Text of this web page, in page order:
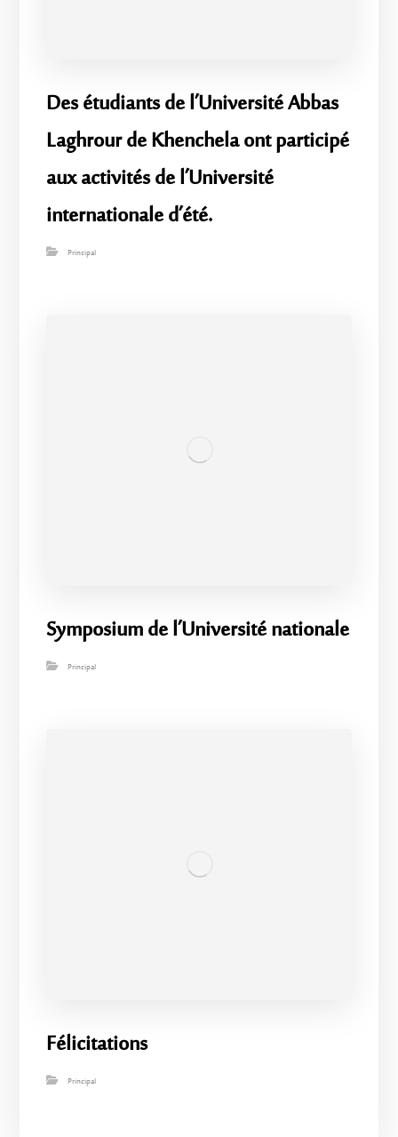
Des étudiants de l’Université Abbas
Laghrour de Khenchela ont participé
aux activités de l’Université
internationale d’été.
Principal
Symposium de l’Université nationale
Principal
Félicitations
Principal